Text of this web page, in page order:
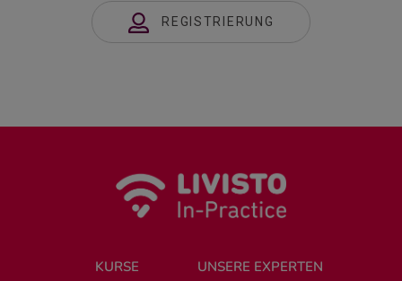
REGISTRIERUNG
KURSE
UNSERE EXPERTEN